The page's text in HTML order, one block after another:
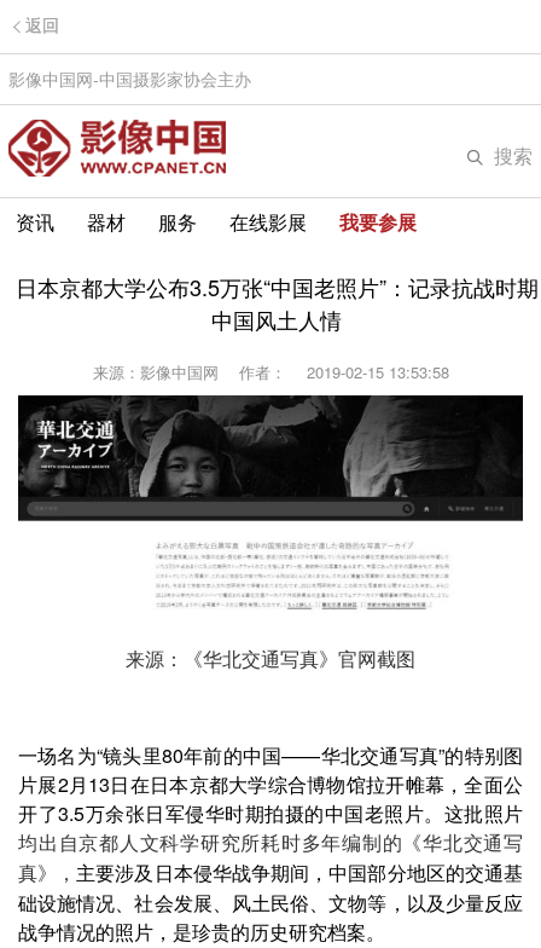
返回
影像中国网-中国摄影家协会主办
搜索
资讯 器材 服务 在线影展 我要参展
日本京都大学公布3.5万张“中国老照片”：记录抗战时期
中国风土人情
来源：影像中国网 作者： 2019-02-15 13:53:58
来源：《华北交通写真》官网截图
一场名为“镜头里80年前的中国——华北交通写真”的特别图
片展2月13日在日本京都大学综合博物馆拉开帷幕，全面公
开了3.5万余张日军侵华时期拍摄的中国老照片。这批照片
均出自京都人文科学研究所耗时多年编制的《华北交通写
真》， 主要涉及日本侵华战争期间，中国部分地区的交通基
础设施情况、社会发展、风土民俗、文物等，以及少量反应
战争情况的照片，是珍贵的历史研究档案。